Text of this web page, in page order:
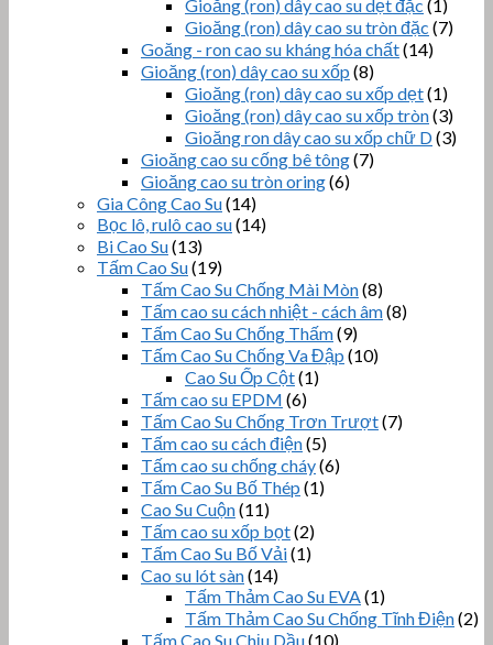
Gioăng (ron) dây cao su dẹt đặc (1)
Gioăng (ron) dây cao su tròn đặc (7)
Goăng - ron cao su kháng hóa chất(14)
Gioăng (ron) dây cao su xốp (8)
Gioăng (ron) dây cao su xốp dẹt(1)
Gioăng (ron) dây cao su xốp tròn(3)
Gioăng ron dây cao su xốp chữ D(3)
Gioăng cao su cống bê tông(7)
Gioăng cao su tròn oring(6)
Gia Công Cao Su(14)
Bọc lô, rulô cao su(14)
Bi Cao Su(13)
Tấm Cao Su(19)
Tấm Cao Su Chống Mài Mòn(8)
Tấm cao su cách nhiệt - cách âm(8)
Tấm Cao Su Chống Thấm(9)
Tấm Cao Su Chống Va Đập (10)
Cao Su Ốp Cột(1)
Tấm cao su EPDM (6)
Tấm Cao Su Chống Trơn Trượt(7)
Tấm cao su cách điện(5)
Tấm cao su chống cháy(6)
Tấm Cao Su Bố Thép (1)
Cao Su Cuộn(11)
Tấm cao su xốp bọt(2)
Tấm Cao Su Bố Vải(1)
Cao su lót sàn(14)
Tấm Thảm Cao Su EVA(1)
Tấm Thảm Cao Su Chống Tĩnh Điện(2)
Tấm Cao Su Chịu Dầu(10)